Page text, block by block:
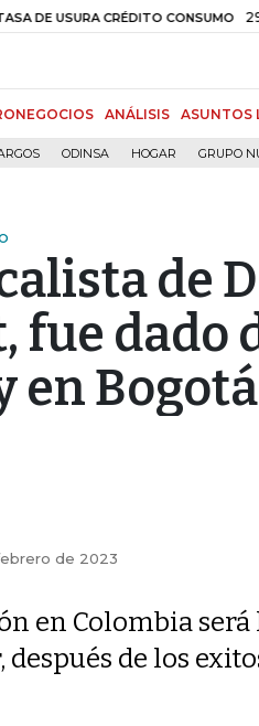
USURA CRÉDITO CONSUMO 29,66%
ANÁLISIS ASUNTOS
ODINSA HOGAR GRUPO
de
fue dado
en Bogotá
de 2023
en Colombia será
después de los